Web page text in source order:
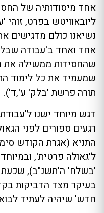
אחד מיסודותיה של
ליובאוויטש בפרט, זוהי
נשיאנו כולם מדגישים
אחד ואחד ב'עבודה
שהחסידות ממשילה את
שמעמיד את כל לימוד
תורה פרשת 'בלק' ע',ד').
דגש מיוחד ישנו
רגעים ספורים לפני
התניא (אגרת הקודש
ל'גאולה פרטית',
'בשלח' ה'תשנ"ב), שכעת
בעיקר מצד הדביקות
חדש' שיהיה לעתיד